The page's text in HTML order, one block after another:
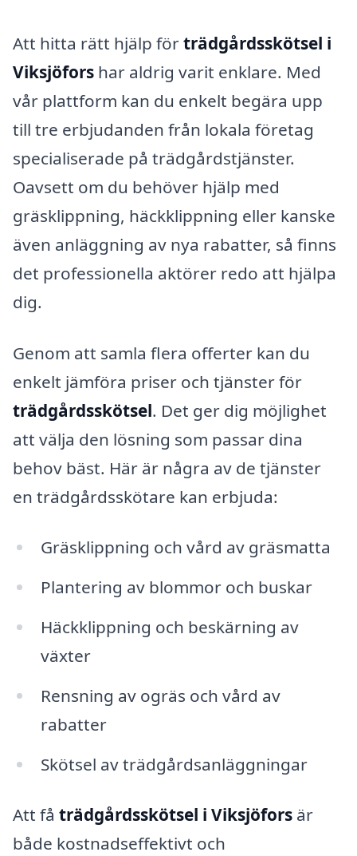
Att hitta rätt hjälp förträdgårdsskötsel i
Viksjöfors har aldrig varit enklare. Med
vår plattform kan du enkelt begära upp
till tre erbjudanden från lokala företag
specialiserade på trädgårdstjänster.
Oavsett om du behöver hjälp med
gräsklippning, häckklippning eller kanske
även anläggning av nya rabatter, så finns
det professionella aktörer redo att hjälpa
dig.
Genom att samla flera offerter kan du
enkelt jämföra priser och tjänster för
trädgårdsskötsel. Det ger dig möjlighet
att välja den lösning som passar dina
behov bäst. Här är några av de tjänster
en trädgårdsskötare kan erbjuda:
Gräsklippning och vård av gräsmatta
Plantering av blommor och buskar
Häckklippning och beskärning av
växter
Rensning av ogräs och vård av
rabatter
Skötsel av trädgårdsanläggningar
Att få trädgårdsskötsel i Viksjöfors är
både kostnadseffektivt och